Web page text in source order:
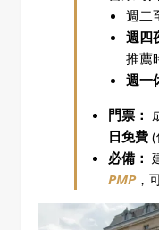
週二
週四
推薦
週一
門票：
日免費 (
必備：
PMP，